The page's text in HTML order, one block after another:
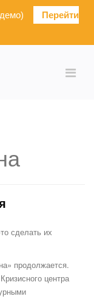
Перейти
сделать их
продолжается.
центра